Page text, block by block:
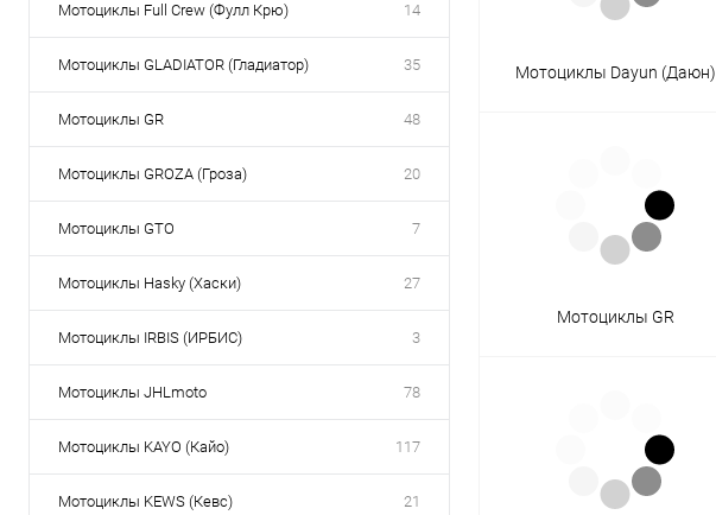
Мотоциклы Full Crew (Фулл Крю) 14
Мотоциклы GLADIATOR (Гладиатор) 35
Мотоциклы GR 48
Мотоциклы GROZA (Гроза) 20
Мотоциклы GTO 7
Мотоциклы Hasky (Хаски) 27
Мотоциклы IRBIS (ИРБИС) 3
Мотоциклы JHLmoto 78
Мотоциклы KAYO (Кайо) 117
Мотоциклы KEWS (Кевс) 21
Мотоциклы Dayun (Даюн)
Мотоциклы GR